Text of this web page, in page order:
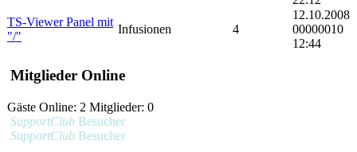
TS-Viewer Panel mit
"/"
Infusionen 4
12.10.2008
00000010
12:44
Mitglieder Online
Gäste Online: 2 Mitglieder: 0
SupportClub Besucher
SupportClub Besucher